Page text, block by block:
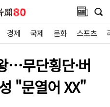
경제 국제 문화 스포츠
…무단횡단·버
"문열어 XX"